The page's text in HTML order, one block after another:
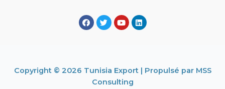
Copyright © 2026 Tunisia Export | Propulsé par MSS
Consulting